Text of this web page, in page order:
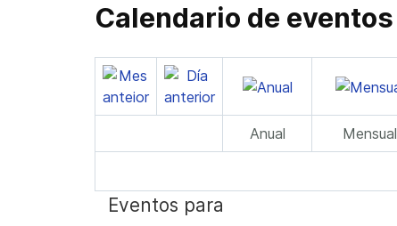
Calendario de eventos
Anual Mensual
Eventos para